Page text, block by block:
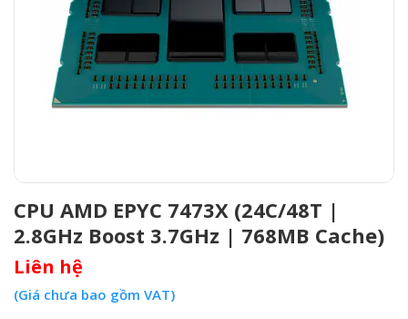
CPU AMD EPYC 7473X (24C/48T |
2.8GHz Boost 3.7GHz | 768MB Cache)
Liên hệ
(Giá chưa bao gồm VAT)